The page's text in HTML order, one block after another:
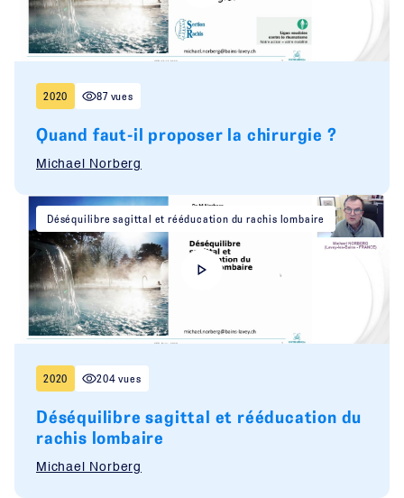
2020 87 vues
Quand faut-il proposer la chirurgie ?
Michael Norberg
Déséquilibre sagittal et rééducation du rachis lombaire
2020 204 vues
Déséquilibre sagittal et rééducation du
rachis lombaire
Michael Norberg